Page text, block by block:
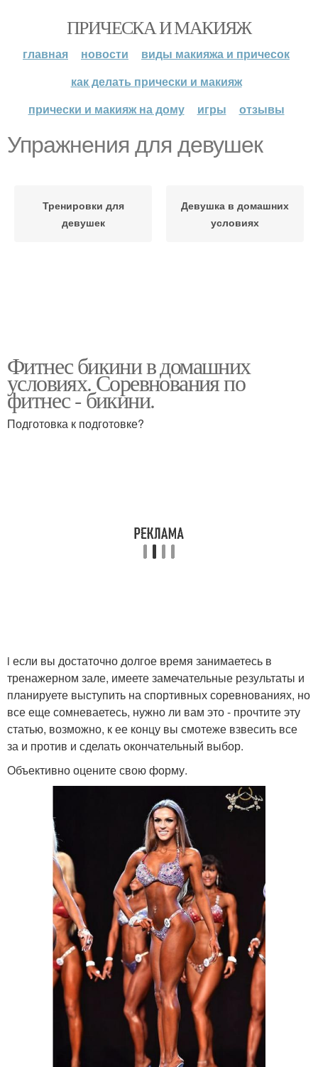
ПРИЧЕСКА И МАКИЯЖ
главная новости
виды макияжа и причесок
как делать прически и макияж
прически и макияж на дому
игры отзывы
Упражнения для девушек
Тренировки для
девушек
Девушка в домашних
условиях
Фитнес бикини в домашних
условиях. Соревнования по
фитнес - бикини.
Подготовка к подготовке?
i если вы достаточно долгое время занимаетесь в
тренажерном зале, имеете замечательные результаты и
планируете выступить на спортивных соревнованиях, но
все еще сомневаетесь, нужно ли вам это - прочтите эту
статью, возможно, к ее концу вы смотеже взвесить все
за и против и сделать окончательный выбор.
Объективно оцените свою форму.